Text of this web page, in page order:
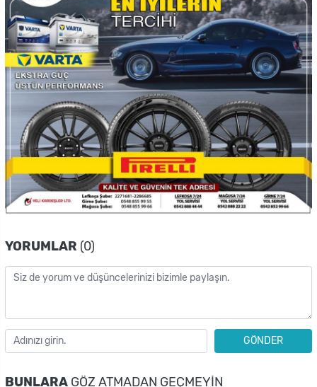
YORUMLAR (0)
GÖNDER
BUNLARA GÖZ ATMADAN GEÇMEYIN